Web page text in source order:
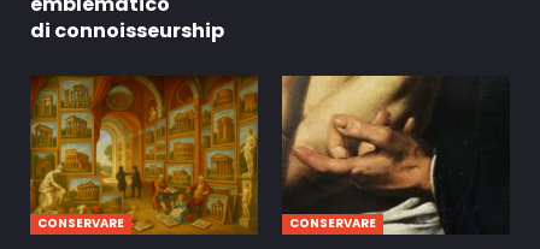
di connoisseurship
CONSERVARE CONSERVARE